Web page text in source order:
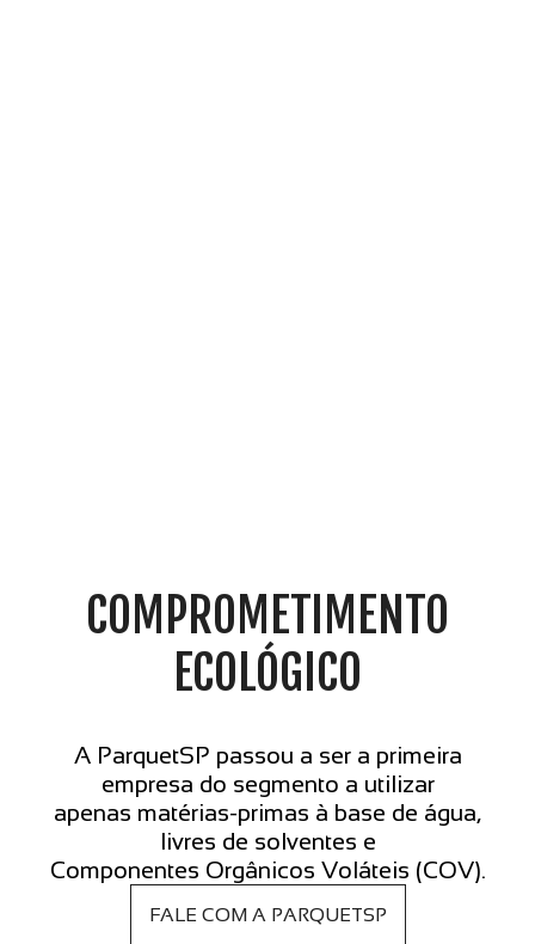
COMPROMETIMENTO
ECOLÓGICO
A ParquetSP passou a ser a primeira
empresa do segmento a utilizar
apenas matérias-primas à base de água,
livres de solventes e
Componentes Orgânicos Voláteis (COV).
FALE COM A PARQUETSP